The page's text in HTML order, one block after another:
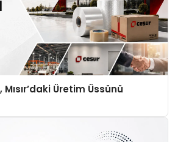
Üretim Üssünü